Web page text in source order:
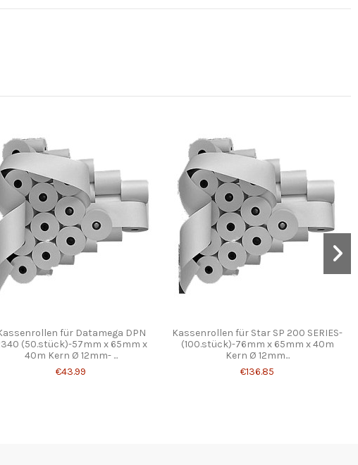
für Datamega DPN
(50.stück)-57mm x 65mm x
40m Kern Ø 12mm- ...
€43.99
Kassenrollen für Star SP 200 SERIES-
(100.stück)-76mm x 65mm x 40m
Kern Ø 12mm...
€136.85